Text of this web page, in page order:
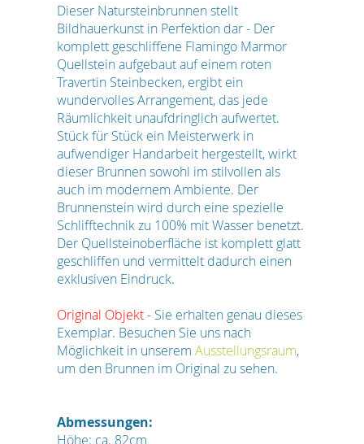
Dieser Natursteinbrunnen stellt
Bildhauerkunst in Perfektion dar - Der
komplett geschliffene Flamingo Marmor
Quellstein aufgebaut auf einem roten
Travertin Steinbecken, ergibt ein
wundervolles Arrangement, das jede
Räumlichkeit unaufdringlich aufwertet.
Stück für Stück ein Meisterwerk in
aufwendiger Handarbeit hergestellt, wirkt
dieser Brunnen sowohl im stilvollen als
auch im modernem Ambiente. Der
Brunnenstein wird durch eine spezielle
Schlifftechnik zu 100% mit Wasser benetzt.
Der Quellsteinoberfläche ist komplett glatt
geschliffen und vermittelt dadurch einen
exklusiven Eindruck.
Original Objekt- Sie erhalten genau dieses
Exemplar. Besuchen Sie uns nach
Möglichkeit in unserem Ausstellungsraum,
um den Brunnen im Original zu sehen.
Abmessungen:
Höhe: ca. 82cm